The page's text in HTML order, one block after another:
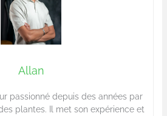
Allan
passionné depuis des années par
plantes. Il met son expérience et